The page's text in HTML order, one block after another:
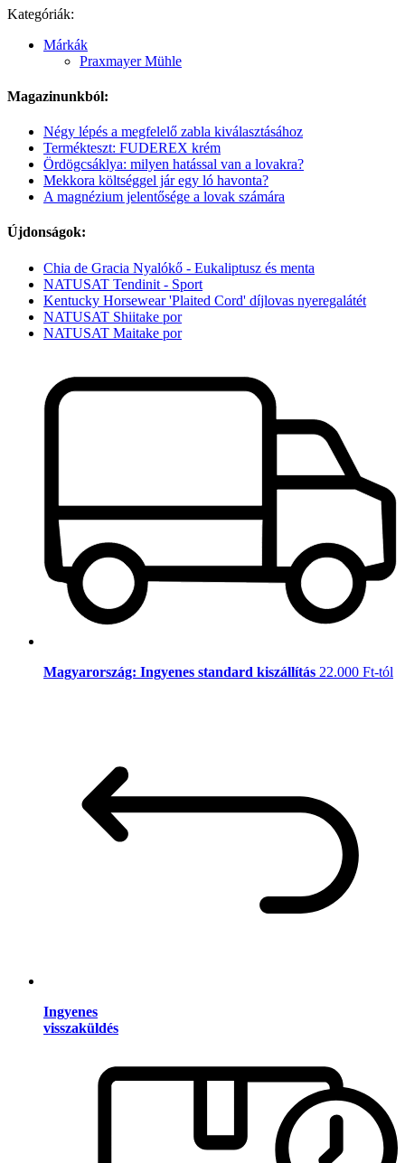
Kategóriák:
Márkák
Praxmayer Mühle
Magazinunkból:
Négy lépés a megfelelő zabla kiválasztásához
Termékteszt: FUDEREX krém
Ördögcsáklya: milyen hatással van a lovakra?
Mekkora költséggel jár egy ló havonta?
A magnézium jelentősége a lovak számára
Újdonságok:
Chia de Gracia Nyalókő - Eukaliptusz és menta
NATUSAT Tendinit - Sport
Kentucky Horsewear 'Plaited Cord' díjlovas nyeregalátét
NATUSAT Shiitake por
NATUSAT Maitake por
Magyarország: Ingyenes standard kiszállítás 22.000 Ft-tól
Ingyenes
visszaküldés